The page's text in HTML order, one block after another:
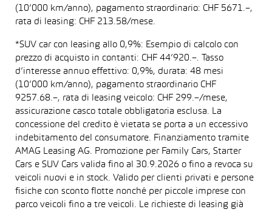
(10’000 km/anno), pagamento straordinario: CHF 5671.–,
rata di leasing: CHF 213.58/mese.
*SUV car con leasing allo 0,9%: Esempio di calcolo con
prezzo di acquisto in contanti: CHF 44’920.–. Tasso
d’interesse annuo effettivo: 0,9%, durata: 48 mesi
(10’000 km/anno), pagamento straordinario CHF
9257.68.–, rata di leasing veicolo: CHF 299.–/mese,
assicurazione casco totale obbligatoria esclusa. La
concessione del credito è vietata se porta a un eccessivo
indebitamento del consumatore. Finanziamento tramite
AMAG Leasing AG. Promozione per Family Cars, Starter
Cars e SUV Cars valida fino al 30.9.2026 o fino a revoca su
veicoli nuovi e in stock. Valido per clienti privati e persone
fisiche con sconto flotte nonché per piccole imprese con
parco veicoli fino a tre veicoli. Le richieste di leasing già